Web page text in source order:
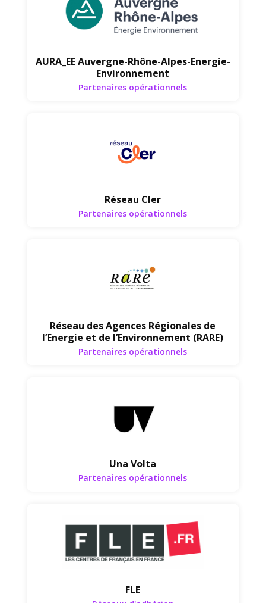
AURA_EE Auvergne-Rhône-Alpes-Energie-
Environnement
Partenaires opérationnels
Partenaires opérationnels
Réseau Cler
Partenaires opérationnels
Partenaires opérationnels
Réseau des Agences Régionales de
l’Energie et de l’Environnement (RARE)
Partenaires opérationnels
Partenaires opérationnels
Una Volta
Partenaires opérationnels
Partenaires opérationnels
FLE
Réseaux d'adhésion